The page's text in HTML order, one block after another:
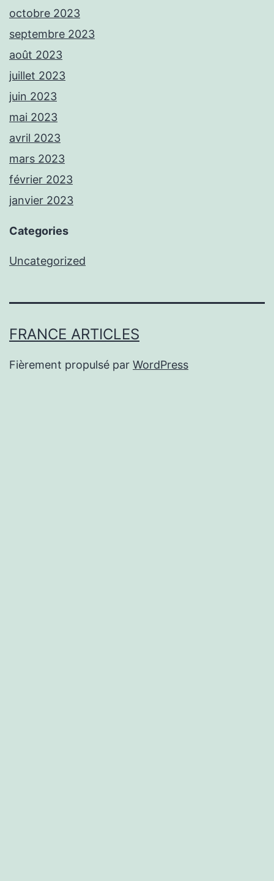
octobre 2023
septembre 2023
août 2023
juillet 2023
juin 2023
mai 2023
avril 2023
mars 2023
février 2023
janvier 2023
Categories
Uncategorized
FRANCE ARTICLES
Fièrement propulsé par WordPress